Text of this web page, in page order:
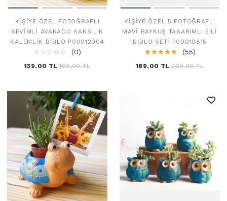
KIŞIYE ÖZEL FOTOĞRAFLI
SEVIMLI AVAKADO SAKSILIK
KALEMLIK BIBLO P00012004
☆ ☆ ☆ ☆ ☆
★ ★ ★ ★ ★ (0)
139,00 TL 169,00 TL
KIŞIYE ÖZEL 5 FOTOĞRAFLI
MAVI BAYKUŞ TASARIMLI 5'LI
BIBLO SETI P00010815
☆☆☆☆☆
★★★★★ (55)
189,00 TL 209,90 TL